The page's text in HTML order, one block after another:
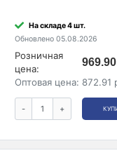
На складе 4 шт.
Обновлено 05.08.2026
Розничная
цена:
Оптовая цена: 872.91
- +